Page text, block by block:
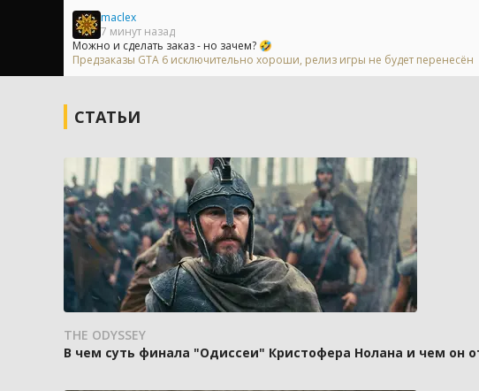
maclex
7 минут назад
Можно и сделать заказ - но зачем? 🤣
Предзаказы GTA 6 исключительно хороши, релиз игры не будет перенесён
СТАТЬИ
THE ODYSSEY
В чем суть финала "Одиссеи" Кристофера Нолана и чем он